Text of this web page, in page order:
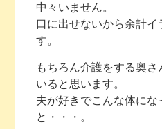
中々いません。
口に出せないから余計イ
す。
もちろん介護をする奥
いると思います。
夫が好きでこんな体にな
と・・・。